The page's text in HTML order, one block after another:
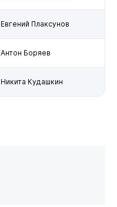
Евгений Плаксунов
Антон Боряев
Никита Кудашкин